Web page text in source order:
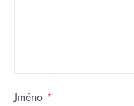
Jméno *